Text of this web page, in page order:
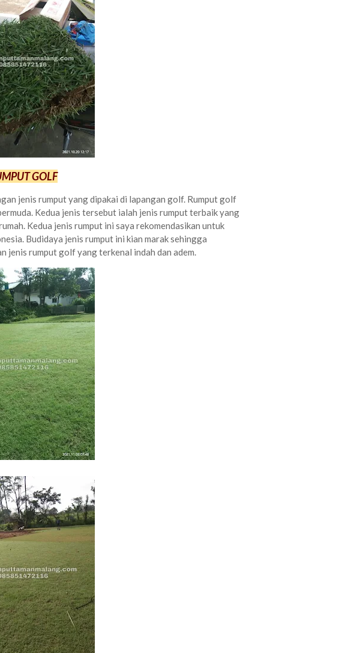
GOLF
jenis rumput yang dipakai di lapangan golf. Rumput golf
Kedua jenis tersebut ialah jenis rumput terbaik yang
Kedua jenis rumput ini saya rekomendasikan untuk
Budidaya jenis rumput ini kian marak sehingga
jenis rumput golf yang terkenal indah dan adem.